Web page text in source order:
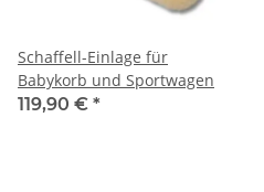
Schaffell-Einlage für
Babykorb und Sportwagen
119,90 € *